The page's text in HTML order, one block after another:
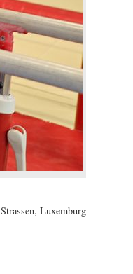
Strassen, Luxemburg